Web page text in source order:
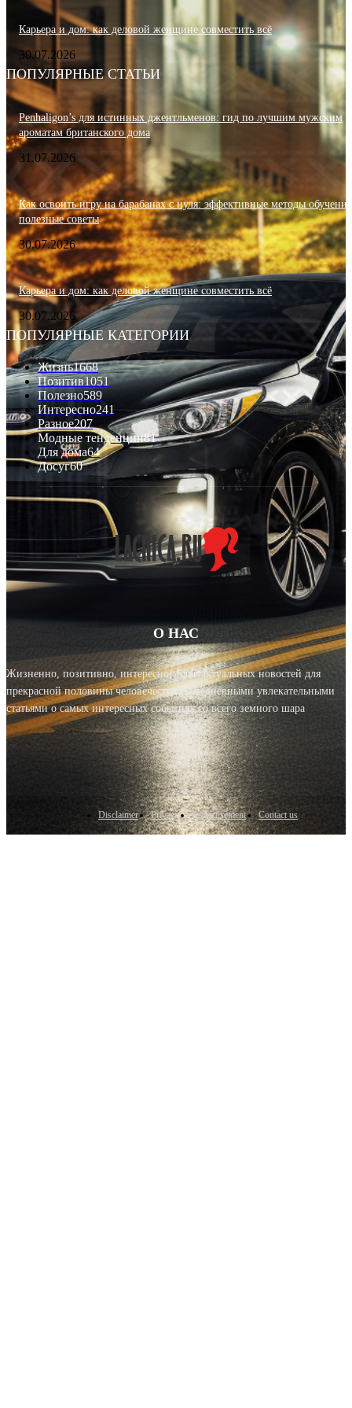
Карьера и дом: как деловой женщине совместить всё
30.07.2026
ПОПУЛЯРНЫЕ СТАТЬИ
Penhaligon’s для истинных джентльменов: гид по лучшим мужским
ароматам британского дома
31.07.2026
Как освоить игру на барабанах с нуля: эффективные методы
полезные советы
30.07.2026
Карьера и дом: как деловой женщине совместить всё
30.07.2026
ПОПУЛЯРНЫЕ КАТЕГОРИИ
Жизнь1668
Позитив1051
Полезно589
Интересно241
Разное207
Модные тенденции81
Для дома64
Досуг60
О НАС
Жизненно, позитивно, интересно! Блог актуальных новостей для
прекрасной половины человечества с ежедневными увлекательными
статьями о самых интересных событиях со всего земного шара
Disclaimer Privacy Advertisement Contact us